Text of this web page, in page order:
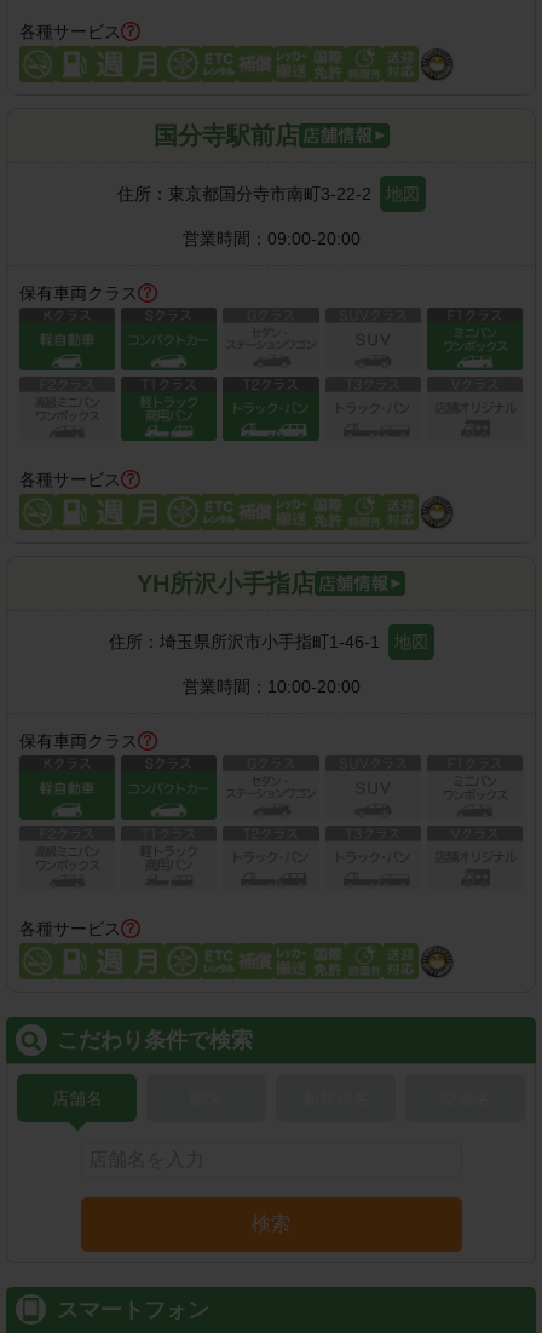
各種サービス
国分寺駅前店
住所： 東京都国分寺市南町3-22-2 地図
営業時間： 09:00-20:00
保有車両クラス
各種サービス
YH所沢小手指店
住所： 埼玉県所沢市小手指町1-46-1 地図
営業時間： 10:00-20:00
保有車両クラス
各種サービス
こだわり条件で検索
店舗名
検索
スマートフォン